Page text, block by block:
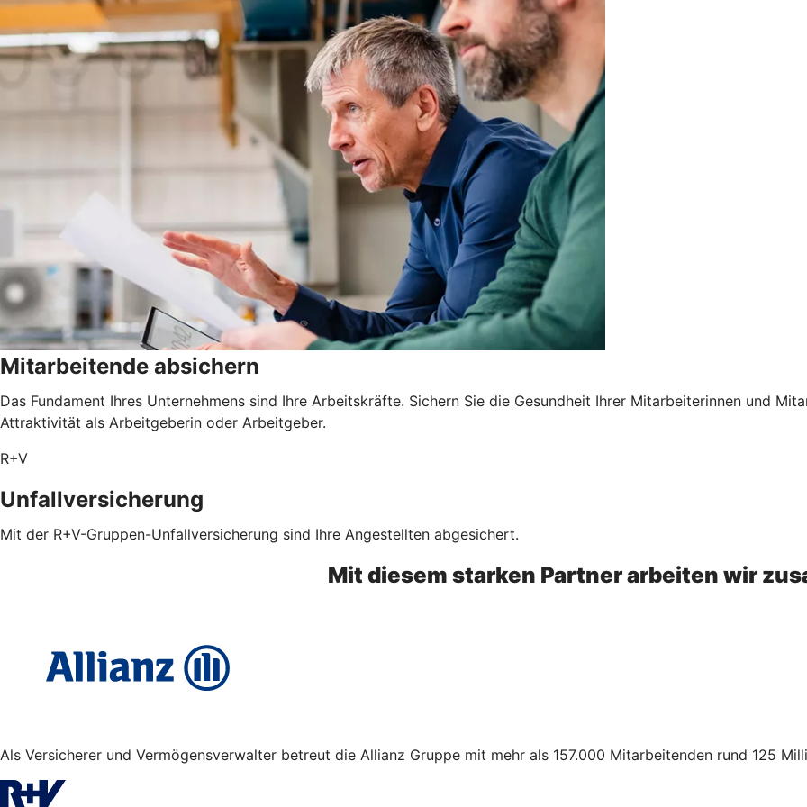
Mitarbeitende absichern
Das Fundament Ihres Unternehmens sind Ihre Arbeitskräfte. Sichern Sie die Gesundheit Ihrer Mitarbeiterinnen und
Attraktivität als Arbeitgeberin oder Arbeitgeber.
R+V
Unfallversicherung
Mit der R+V-Gruppen-Unfallversicherung sind Ihre Angestellten abgesichert.
Mit diesem starken Partner arbeiten wir
Als Versicherer und Vermögensverwalter betreut die Allianz Gruppe mit mehr als 157.000 Mitarbeitenden rund 125